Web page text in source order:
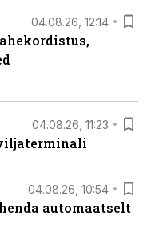
04.08.26, 12:14
04.08.26, 11:23
04.08.26, 10:54
automaatselt